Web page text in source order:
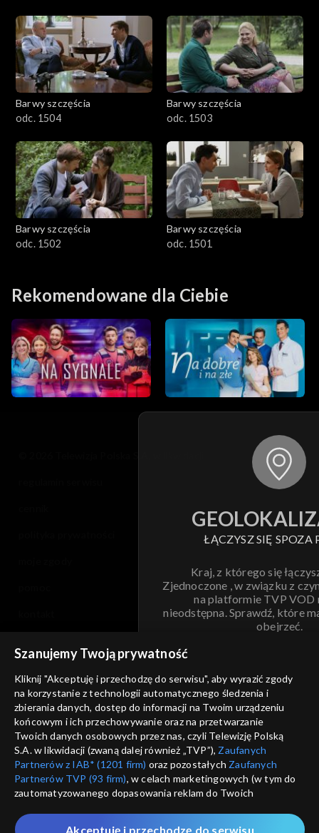
Barwy szczęścia
odc. 1504
Barwy szczęścia
odc. 1503
Barwy szczęścia
odc. 1502
Barwy szczęścia
odc. 1501
Rekomendowane dla Ciebie
ŁĄCZYSZ SIĘ SPOZA
Kraj, z którego się
Zjednoczone , w związku z
na platformie TVP VOD
nieodstępna. Sprawdź, które
obejrzeć.
ANULUJ
informacje o dostawcy usług
Szanujemy Twoją prywatność
Kliknij "Akceptuję i przechodzę do serwisu", aby wyrazić zgody
na korzystanie z technologii automatycznego śledzenia i
zbierania danych, dostęp do informacji na Twoim urządzeniu
końcowym i ich przechowywanie oraz na przetwarzanie
Twoich danych osobowych przez nas, czyli Telewizję Polską
S.A. w likwidacji (zwaną dalej również „TVP”), Zaufanych
Partnerów z IAB* (1201 firm) oraz pozostałych Zaufanych
Partnerów TVP (93 firm), w celach marketingowych (w tym do
zautomatyzowanego dopasowania reklam do Twoich
które wskazujemy poniżej, a także zgody na udostępnianie
Akceptuję i przechodzę do serwisu